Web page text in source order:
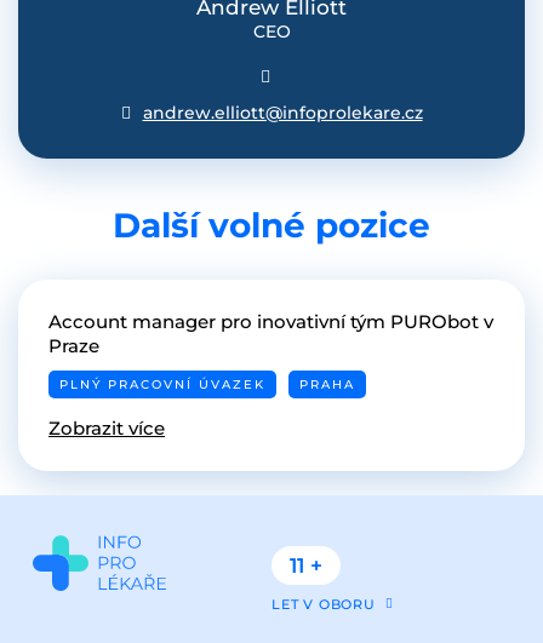
Andrew Elliott
CEO
andrew.elliott@infoprolekare.cz
Další volné pozice
Account manager pro inovativní tým PURObot v
Praze
PLNÝ PRACOVNÍ ÚVAZEK PRAHA
Zobrazit více
11 +
LET V OBORU